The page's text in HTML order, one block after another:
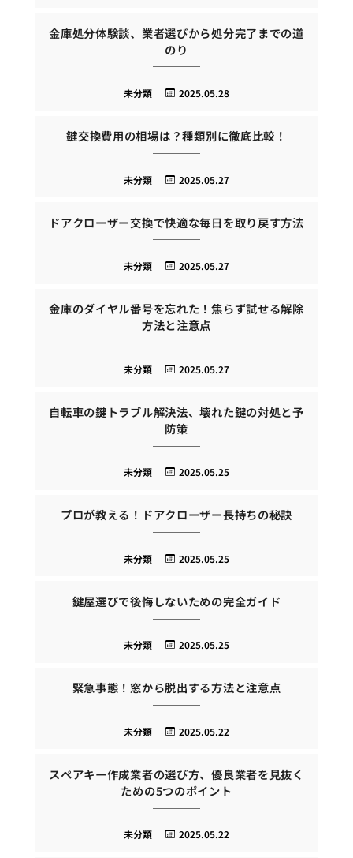
金庫処分体験談、業者選びから処分完了までの道
のり
2025.05.28
未分類
鍵交換費用の相場は？種類別に徹底比較！
2025.05.27
未分類
ドアクローザー交換で快適な毎日を取り戻す方法
2025.05.27
未分類
金庫のダイヤル番号を忘れた！焦らず試せる解除
方法と注意点
2025.05.27
未分類
自転車の鍵トラブル解決法、壊れた鍵の対処と予
防策
2025.05.25
未分類
プロが教える！ドアクローザー長持ちの秘訣
2025.05.25
未分類
鍵屋選びで後悔しないための完全ガイド
2025.05.25
未分類
緊急事態！窓から脱出する方法と注意点
2025.05.22
未分類
スペアキー作成業者の選び方、優良業者を見抜く
ための5つのポイント
2025.05.22
未分類